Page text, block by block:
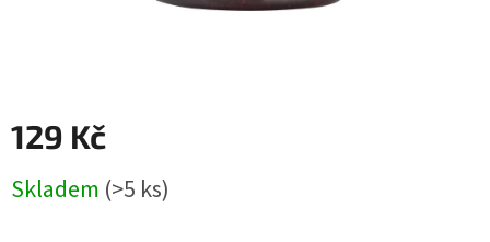
129 Kč
cena:
Skladem (>5 ks)